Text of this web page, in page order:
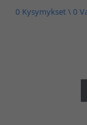
0 Kysymykset \ 0